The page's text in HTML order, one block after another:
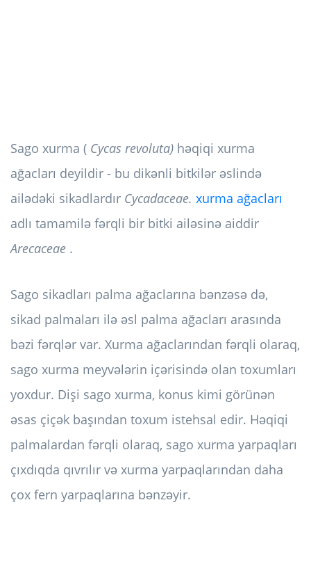
Sago xurma ( Cycas revoluta) həqiqi xurma
ağacları deyildir - bu dikənli bitkilər əslində
ailədəki sikadlardır Cycadaceae. xurma ağacları
adlı tamamilə fərqli bir bitki ailəsinə aiddir
Arecaceae .
Sago sikadları palma ağaclarına bənzəsə də,
sikad palmaları ilə əsl palma ağacları arasında
bəzi fərqlər var. Xurma ağaclarından fərqli olaraq,
sago xurma meyvələrin içərisində olan toxumları
yoxdur. Dişi sago xurma, konus kimi görünən
əsas çiçək başından toxum istehsal edir. Həqiqi
palmalardan fərqli olaraq, sago xurma yarpaqları
çıxdıqda qıvrılır və xurma yarpaqlarından daha
çox fern yarpaqlarına bənzəyir.